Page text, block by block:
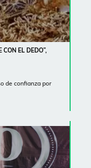
CON EL DEDO”,
de confianza por